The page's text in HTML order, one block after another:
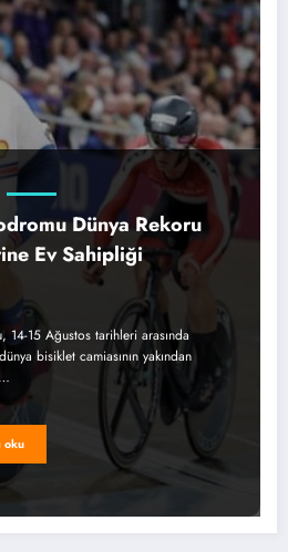
Dünya Rekoru
Ev Sahipliği
14-15 Ağustos tarihleri arasında
bisiklet camiasının yakından
oku